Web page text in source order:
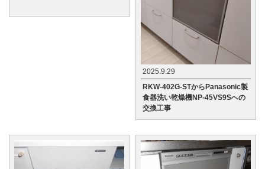
2025.9.29
RKW-402G-STからPanasonic製
食器洗い乾燥機NP-45VS9Sへの
交換工事